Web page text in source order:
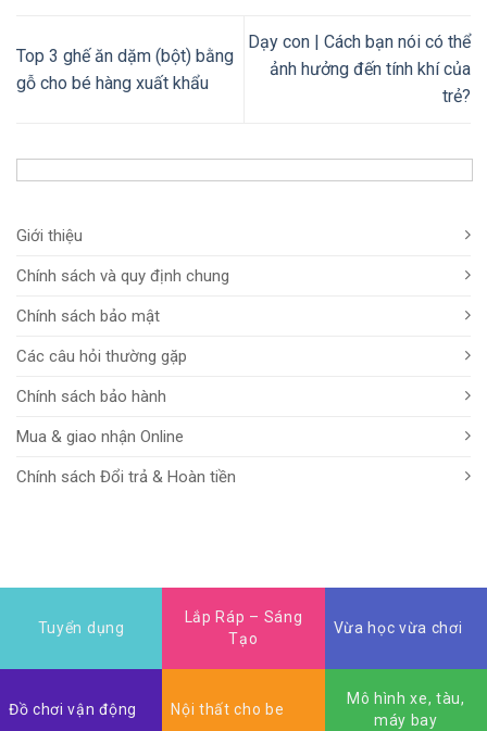
Top 3 ghế ăn dặm (bột) bằng
gỗ cho bé hàng xuất khẩu
Dạy con | Cách bạn nói có thể
ảnh hưởng đến tính khí của
trẻ?
Giới thiệu
Chính sách và quy định chung
Chính sách bảo mật
Các câu hỏi thường gặp
Chính sách bảo hành
Mua & giao nhận Online
Chính sách Đổi trả & Hoàn tiền
Tuyển dụng
Lắp Ráp – Sáng
Tạo
Vừa học vừa chơi
Đồ chơi vận động Nội thất cho be
Mô hình xe, tàu,
máy bay